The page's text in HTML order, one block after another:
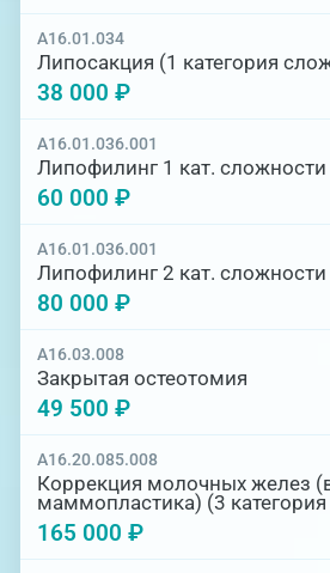
A16.01.034
Липосакция (1 категория
38 000 ₽
A16.01.036.001
Липофилинг 1 кат. сложности
60 000 ₽
A16.01.036.001
Липофилинг 2 кат. сложности
80 000 ₽
A16.03.008
Закрытая остеотомия
49 500 ₽
A16.20.085.008
Коррекция молочных желез
маммопластика) (3
165 000 ₽